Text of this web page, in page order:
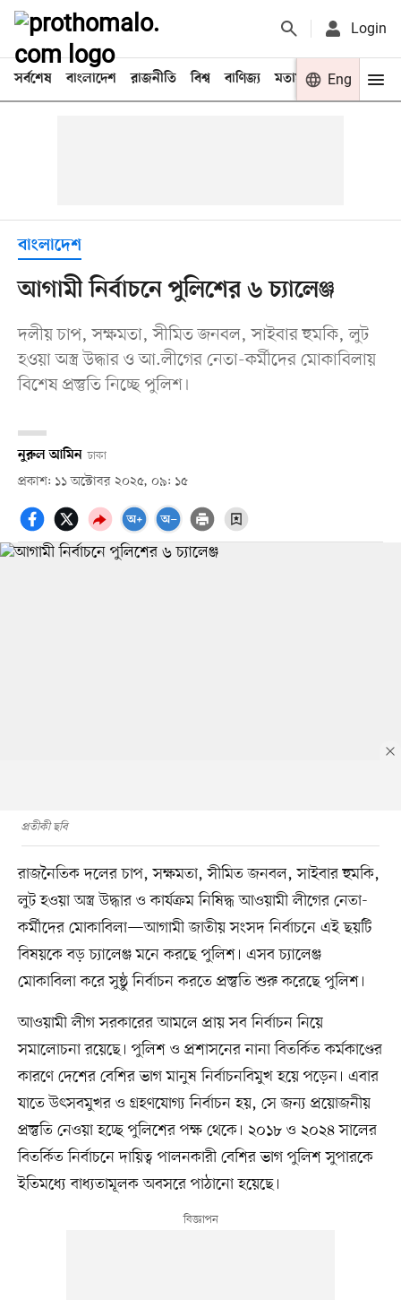
Login
সর্বশেষ বাংলাদেশ রাজনীতি বিশ্ব বাণিজ্য মতামত খেলা
Eng
বাংলাদেশ
আগামী নির্বাচনে পুলিশের ৬ চ্যালেঞ্জ
দলীয় চাপ, সক্ষমতা, সীমিত জনবল, সাইবার হুমকি, লুট
হওয়া অস্ত্র উদ্ধার ও আ.লীগের নেতা-কর্মীদের মোকাবিলায়
বিশেষ প্রস্তুতি নিচ্ছে পুলিশ।
নুরুল আমিন ঢাকা
প্রকাশ: ১১ অক্টোবর ২০২৫, ০৯: ১৫
প্রতীকী ছবি
রাজনৈতিক দলের চাপ, সক্ষমতা, সীমিত জনবল, সাইবার হুমকি,
লুট হওয়া অস্ত্র উদ্ধার ও কার্যক্রম নিষিদ্ধ আওয়ামী লীগের নেতা-
কর্মীদের মোকাবিলা—আগামী জাতীয় সংসদ নির্বাচনে এই ছয়টি
বিষয়কে বড় চ্যালেঞ্জ মনে করছে পুলিশ। এসব চ্যালেঞ্জ
মোকাবিলা করে সুষ্ঠু নির্বাচন করতে প্রস্তুতি শুরু করেছে পুলিশ।
আওয়ামী লীগ সরকারের আমলে প্রায় সব নির্বাচন নিয়ে
সমালোচনা রয়েছে। পুলিশ ও প্রশাসনের নানা বিতর্কিত কর্মকাণ্ডের
কারণে দেশের বেশির ভাগ মানুষ নির্বাচনবিমুখ হয়ে পড়েন। এবার
যাতে উৎসবমুখর ও গ্রহণযোগ্য নির্বাচন হয়, সে জন্য প্রয়োজনীয়
প্রস্তুতি নেওয়া হচ্ছে পুলিশের পক্ষ থেকে। ২০১৮ ও ২০২৪ সালের
বিতর্কিত নির্বাচনে দায়িত্ব পালনকারী বেশির ভাগ পুলিশ সুপারকে
ইতিমধ্যে বাধ্যতামূলক অবসরে পাঠানো হয়েছে।